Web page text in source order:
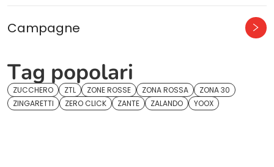
Campagne
Tag popolari
ZUCCHERO ZTL ZONE ROSSE ZONA ROSSA
ZONA 30
ZINGARETTI
ZERO CLICK ZANTE ZALANDO YOOX